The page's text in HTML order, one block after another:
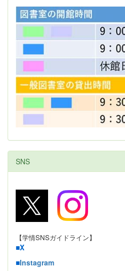
SNS
【学情SNSガイドライン】
■X
■Instagram